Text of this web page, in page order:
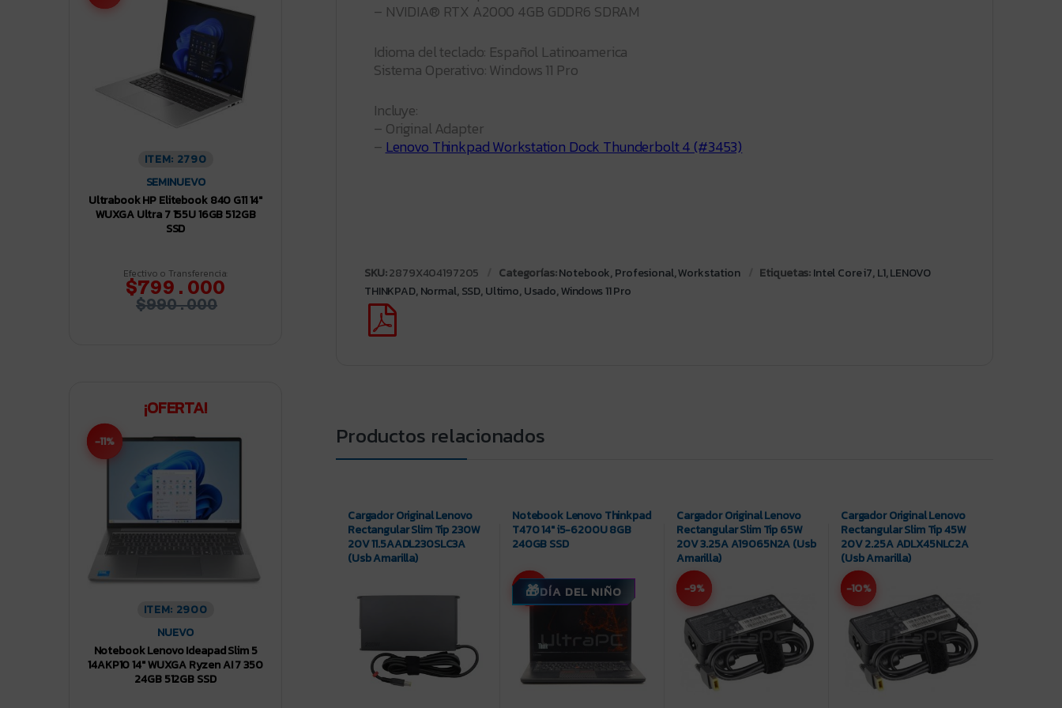
– NVIDIA® RTX A2000 4GB GDDR6 SDRAM
Idioma del teclado: Español Latinoamerica
Sistema Operativo: Windows 11 Pro
Incluye:
– Original Adapter
– Lenovo Thinkpad Workstation Dock Thunderbolt 4 (#3453)
SKU:2879X404197205 Categorías:Notebook,Profesional,Workstation Etiquetas:Intel Core i7,L1,LENOVO
THINKPAD,Normal,SSD,Ultimo,Usado,Windows 11 Pro
Productos relacionados
Cargador Original Lenovo
Rectangular Slim Tip 230W
20V 11.5AADL230SLC3A
(Usb Amarilla)
Notebook Lenovo Thinkpad
T470 14″ i5-6200U 8GB
240GB SSD
-8%DÍA DEL NIÑO
Cargador Original Lenovo
Rectangular Slim Tip 65W
20V 3.25A A19065N2A (Usb
Amarilla)
-9%
Cargador Original Lenovo
Rectangular Slim Tip 45W
20V 2.25A ADLX45NLC2A
(Usb Amarilla)
-10%
ITEM: 2790
SEMINUEVO
Ultrabook HP Elitebook 840 G11 14″
WUXGA Ultra 7 155U 16GB 512GB
SSD
Efectivo o Transferencia:
$799.000
$990.000
¡OFERTA!
-11%
ITEM: 2900
NUEVO
Notebook Lenovo Ideapad Slim 5
14AKP10 14″ WUXGA Ryzen AI 7 350
24GB 512GB SSD